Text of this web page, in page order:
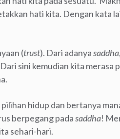
hati kita. Dengan kata
(trust). Dari adanyasaddha
sini kemudian kita merasa
hidup dan bertanya
berpegang padasaddha!
sehari-hari.